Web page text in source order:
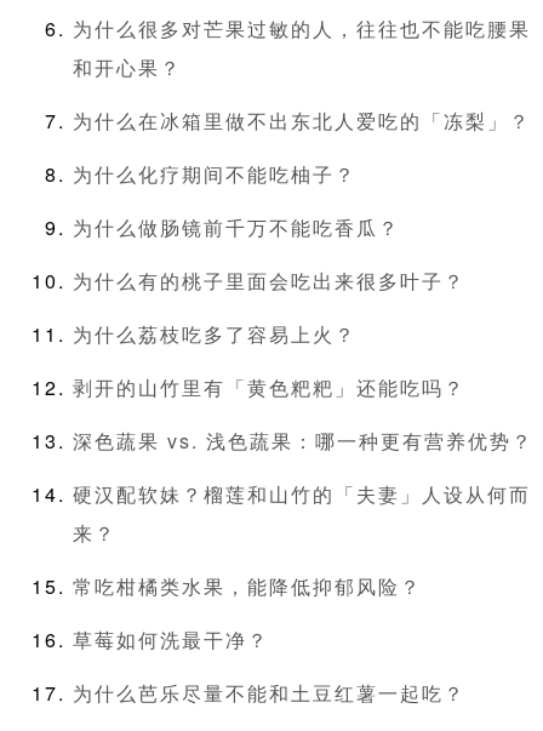
为什么很多对芒果过敏的人，往往也不能吃腰果
和开心果？
为什么在冰箱里做不出东北人爱吃的「冻梨」？
为什么化疗期间不能吃柚子？
为什么做肠镜前千万不能吃香瓜？
为什么有的桃子里面会吃出来很多叶子？
为什么荔枝吃多了容易上火？
剥开的山竹里有「黄色粑粑」还能吃吗？
深色蔬果 vs. 浅色蔬果：哪一种更有营养优势？
硬汉配软妹？榴莲和山竹的「夫妻」人设从何而
来？
常吃柑橘类水果，能降低抑郁风险？
草莓如何洗最干净？
为什么芭乐尽量不能和土豆红薯一起吃？